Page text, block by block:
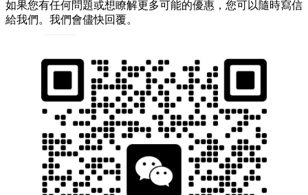
如果您有任何問題或想瞭解更多可能的優惠，您可以隨時寫信
給我們。我們會儘快回覆。